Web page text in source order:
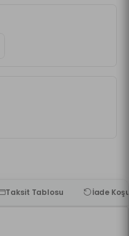
Taksit Tablosu İade